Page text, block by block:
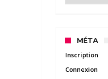
MÉTA
Inscription
Connexion